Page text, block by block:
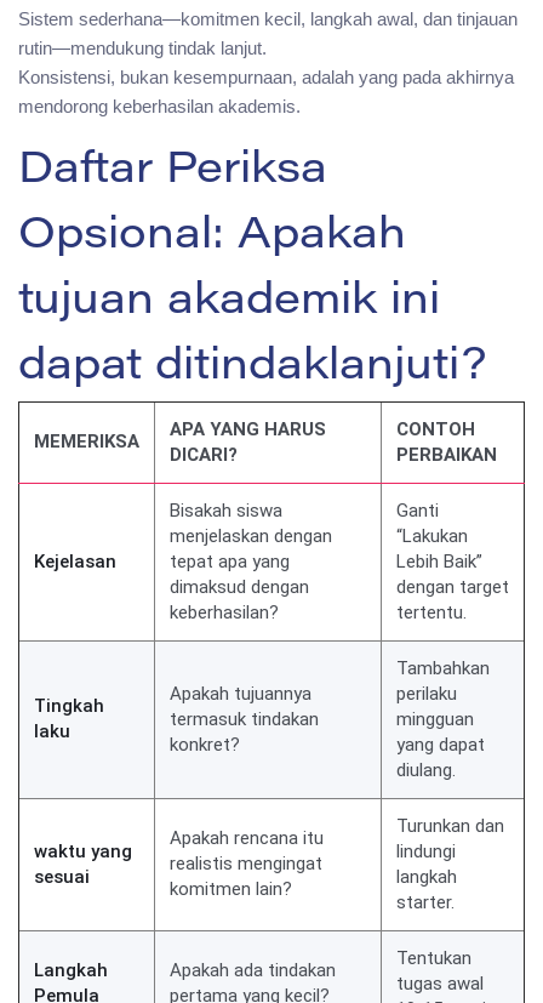
Sistem sederhana—komitmen kecil, langkah awal, dan tinjauan
rutin—mendukung tindak lanjut.
Konsistensi, bukan kesempurnaan, adalah yang pada akhirnya
mendorong keberhasilan akademis.
Daftar Periksa
Opsional: Apakah
tujuan akademik ini
dapat ditindaklanjuti?
MEMERIKSA
APA YANG HARUS
DICARI?
CONTOH
PERBAIKAN
Kejelasan
Bisakah siswa
menjelaskan dengan
tepat apa yang
dimaksud dengan
keberhasilan?
Ganti
“Lakukan
Lebih Baik”
dengan target
tertentu.
Tingkah
laku
Apakah tujuannya
termasuk tindakan
konkret?
Tambahkan
perilaku
mingguan
yang dapat
diulang.
waktu yang
sesuai
Apakah rencana itu
realistis mengingat
komitmen lain?
Turunkan dan
lindungi
langkah
starter.
Langkah
Pemula
Apakah ada tindakan
pertama yang kecil?
Tentukan
tugas awal